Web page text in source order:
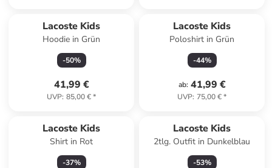
Lacoste Kids
Hoodie in Grün
-50%
41,99 €
UVP: 85,00 €*
Lacoste Kids
Poloshirt in Grün
-44%
ab: 41,99 €
UVP: 75,00 €*
Lacoste Kids
Shirt in Rot
-37%
Lacoste Kids
2tlg. Outfit in Dunkelblau
-53%